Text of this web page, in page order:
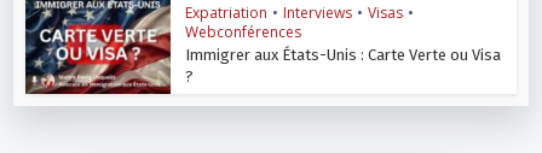
Expatriation • Interviews • Visas •
Webconférences
Immigrer aux États-Unis : Carte Verte ou Visa
?